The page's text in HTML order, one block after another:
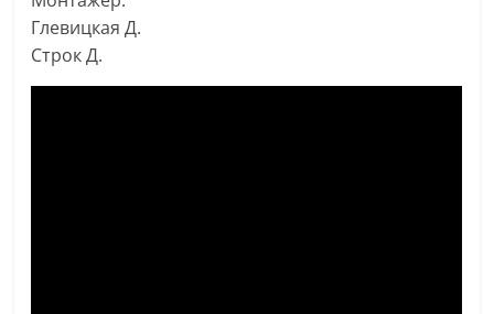
Глевицкая Д.
Строк Д.